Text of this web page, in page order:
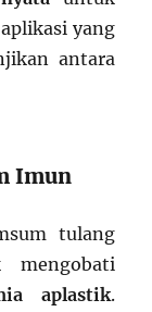
yang
antara
Imun
tulang
mengobati
aplastik.